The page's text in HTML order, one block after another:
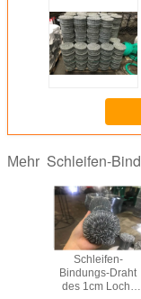
Mehr Schleifen-
Schleifen-
Bindungs-Draht
des 1cm Loch-